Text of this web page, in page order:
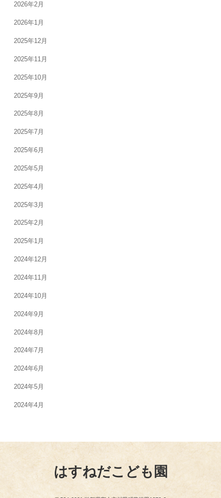
2026年2月
2026年1月
2025年12月
2025年11月
2025年10月
2025年9月
2025年8月
2025年7月
2025年6月
2025年5月
2025年4月
2025年3月
2025年2月
2025年1月
2024年12月
2024年11月
2024年10月
2024年9月
2024年8月
2024年7月
2024年6月
2024年5月
2024年4月
はすねだこども園